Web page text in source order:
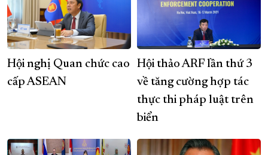
Hội nghị Quan chức cao
cấp ASEAN
Hội thảo ARF lần thứ 3
về tăng cường hợp tác
thực thi pháp luật trên
biển